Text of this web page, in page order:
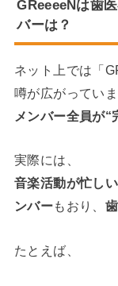
GReeeeNは歯
バーは？
ネット上では「
噂が広がっていま
メンバー全員が“
実際には、
音楽活動が忙し
ンバーもおり、
たとえば、